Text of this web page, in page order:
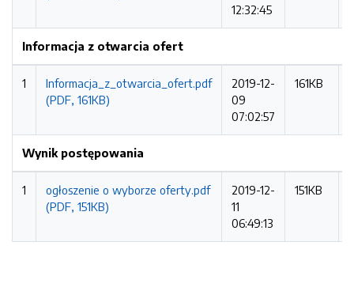
12:32:45
Informacja z otwarcia ofert
1
Informacja_z_otwarcia_ofert.pdf
(PDF, 161KB)
2019-12-
09
07:02:57
161KB
Wynik postępowania
1
ogłoszenie o wyborze oferty.pdf
(PDF, 151KB)
2019-12-
11
06:49:13
151KB